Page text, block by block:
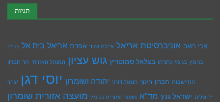
תגיות
אבי רואה אוניברסיטת אריאל איילת שקד אפרת אריאל בית אל בנייה
בנימין בנימין נתניהו בצלאל סמוטריץ גוש עציון המנהל האזרחי הר חברון
התיישבות חברון חינוך חננאל דורני יהודה ושומרון יוסי דגן יצהר
ירושלים ישראל גנץ מד"א מועצה אזורית בנימין מועצה אזורית שומרון